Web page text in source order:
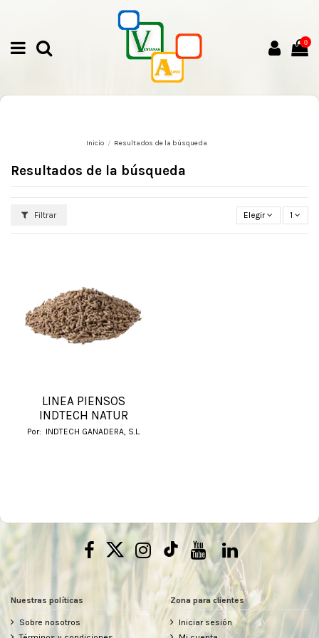
0
Inicio Resultados de la búsqueda
Resultados de la búsqueda
Filtrar Elegir 1
LINEA PIENSOS
INDTECH NATUR
Por: INDTECH GANADERA, S.L.
Nuestras políticas
Sobre nosotros
Zona para clientes
Iniciar sesión